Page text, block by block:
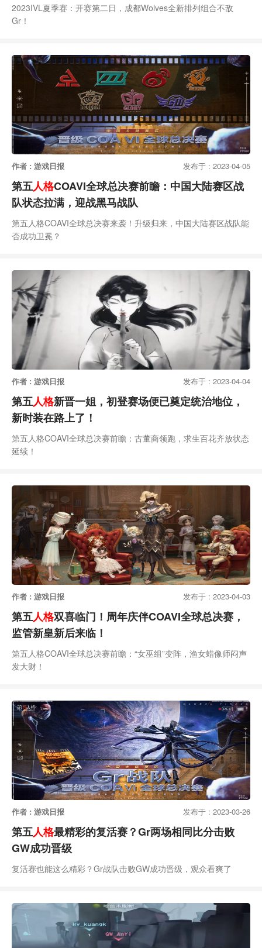
2023IVL夏季赛：开赛第二日，成都Wolves全新排列组合不敌
Gr！
作者 : 游戏日报 发布于 : 2023-04-05
第五人格COAVI全球总决赛前瞻：中国大陆赛区战
队状态拉满，迎战黑马战队
第五人格COAVI全球总决赛来袭！升级归来，中国大陆赛区战队能
否成功卫冕？
作者 : 游戏日报 发布于 : 2023-04-04
第五人格新晋一姐，初登赛场便已奠定统治地位，
新时装在路上了！
第五人格COAVI全球总决赛前瞻：古董商领跑，求生百花齐放状态
延续！
作者 : 游戏日报 发布于 : 2023-04-03
第五人格双喜临门！周年庆伴COAVI全球总决赛，
监管新皇新后来临！
第五人格COAVI全球总决赛前瞻：“女巫组”变阵，渔女蜡像师闷声
发大财！
作者 : 游戏日报 发布于 : 2023-03-26
第五人格最精彩的复活赛？Gr两场相同比分击败
GW成功晋级
复活赛也能这么精彩？Gr战队击败GW成功晋级，观众看爽了